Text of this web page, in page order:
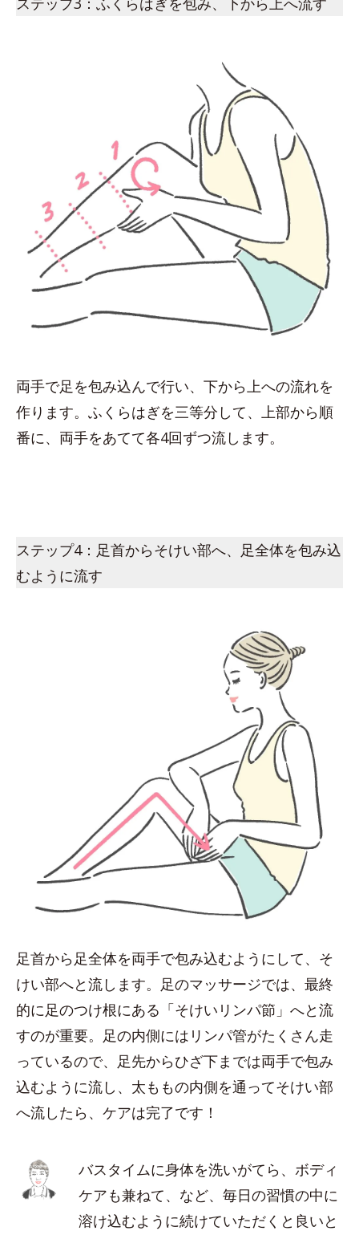
両手で足を包み込んで行い、下から上への流れを
作ります。ふくらはぎを三等分して、上部から順
番に、両手をあてて各4回ずつ流します。
ステップ4：足首からそけい部へ、足全体を包み込
むように流す
足首から足全体を両手で包み込むようにして、そ
けい部へと流します。足のマッサージでは、最終
的に足のつけ根にある「そけいリンパ節」へと流
すのが重要。足の内側にはリンパ管がたくさん走
っているので、足先からひざ下までは両手で包み
込むように流し、太ももの内側を通ってそけい部
へ流したら、ケアは完了です！
バスタイムに身体を洗いがてら、ボディ
ケアも兼ねて、など、毎日の習慣の中に
溶け込むように続けていただくと良いと